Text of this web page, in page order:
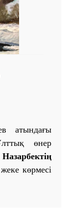
атындағы
өнер
көрмесі